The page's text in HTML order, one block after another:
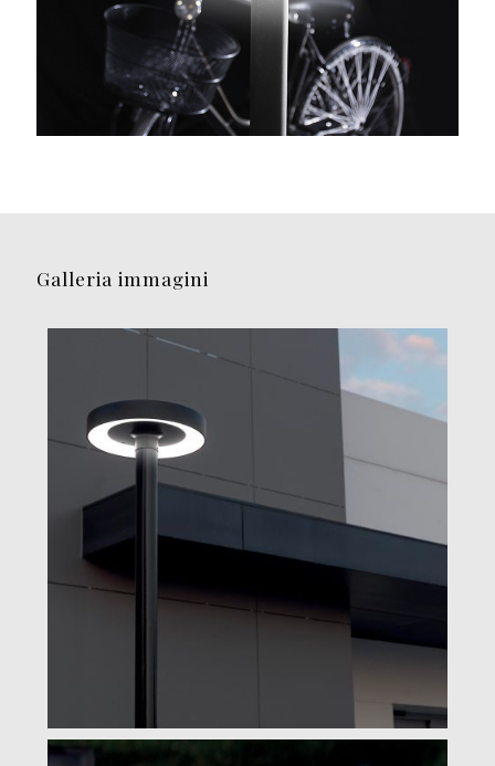
Galleria immagini